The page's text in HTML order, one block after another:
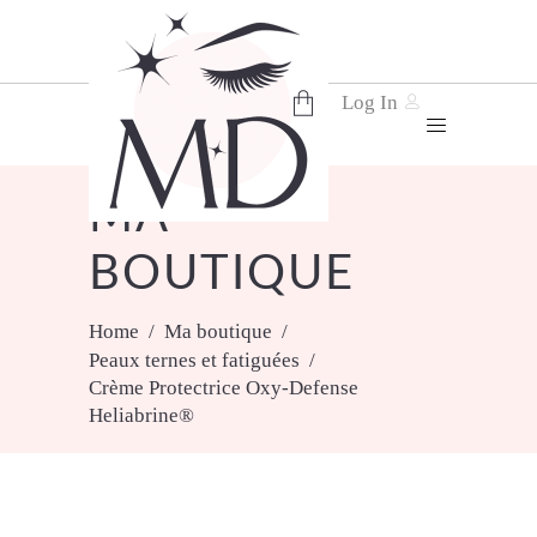
No products in the cart.
Log In
MA
BOUTIQUE
Home / Ma boutique /
Peaux ternes et fatiguées /
Crème Protectrice Oxy-Defense
Heliabrine®